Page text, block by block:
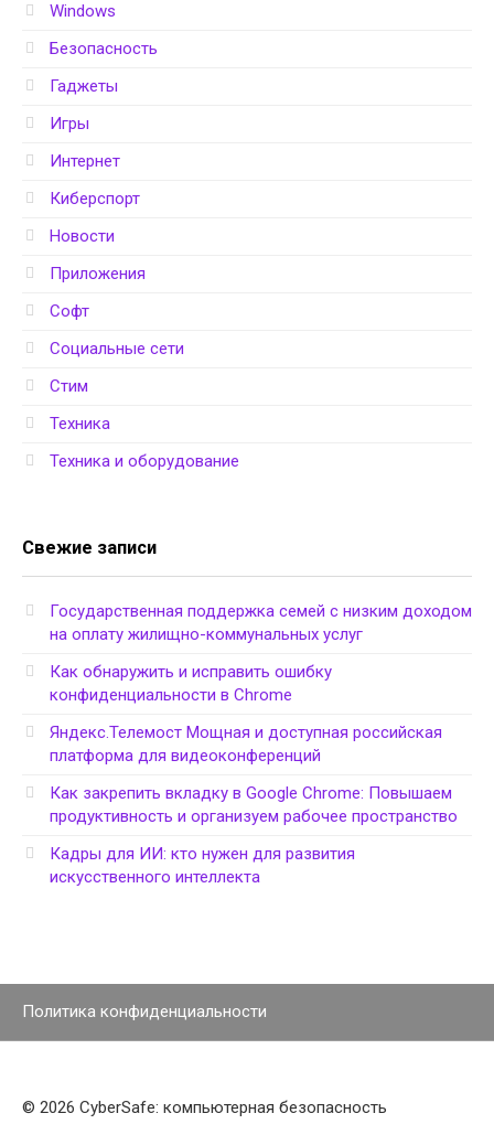
Windows
Безопасность
Гаджеты
Игры
Интернет
Киберспорт
Новости
Приложения
Софт
Социальные сети
Стим
Техника
Техника и оборудование
Свежие записи
Государственная поддержка семей с низким доходом
на оплату жилищно-коммунальных услуг
Как обнаружить и исправить ошибку
конфиденциальности в Chrome
Яндекс.Телемост Мощная и доступная российская
платформа для видеоконференций
Как закрепить вкладку в Google Chrome: Повышаем
продуктивность и организуем рабочее пространство
Кадры для ИИ: кто нужен для развития
искусственного интеллекта
Политика конфиденциальности
© 2026 CyberSafe: компьютерная безопасность